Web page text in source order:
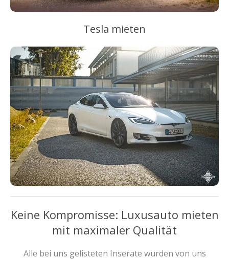
Tesla mieten
Keine Kompromisse: Luxusauto mieten
mit maximaler Qualität
Alle bei uns gelisteten Inserate wurden von uns